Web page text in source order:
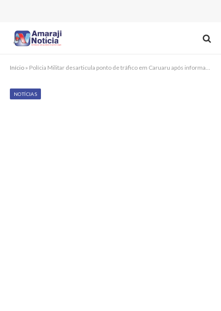
Início » Polícia Militar desarticula ponto de tráfico em Caruaru após informações do disque denúncia
NOTÍCIAS